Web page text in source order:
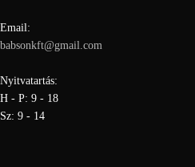
Email:
babsonkft@gmail.com
Nyitvatartás:
H - P: 9 - 18
Sz: 9 - 14